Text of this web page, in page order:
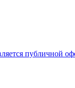
публичной